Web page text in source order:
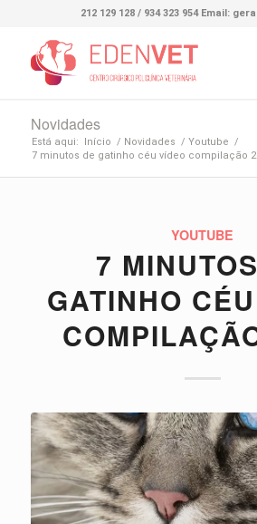
212 129 128 / 934 323 954 Email:
Novidades
Está aqui: Início / Novidades / Youtube /
7 minutos de gatinho céu vídeo compilação
YOUTUBE
7
GATINHO